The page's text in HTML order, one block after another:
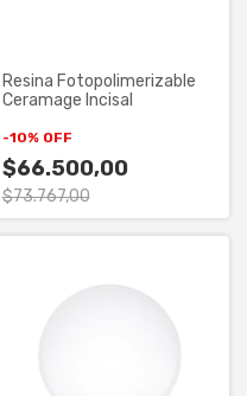
Resina Fotopolimerizable
Ceramage Incisal
-10% OFF
$66.500,00
$73.767,00